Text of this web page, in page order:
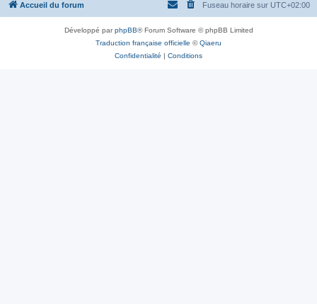
Accueil du forum Fuseau horaire sur UTC+02:00
Développé parphpBB® Forum Software © phpBB Limited
Traduction française officielle ©Qiaeru
Confidentialité
Conditions